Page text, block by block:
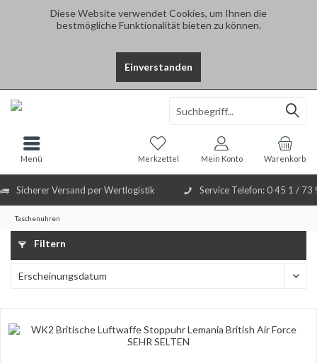
Diese Website verwendet Cookies, um Ihnen die
bestmögliche Funktionalität bieten zu können.
Einverstanden
Sicherer Versand per Wertlogistik Service Telefon: 0 45 1 / 73
Warenkorb
Merkzettel Mein Konto
Menü
Taschenuhren
Filtern